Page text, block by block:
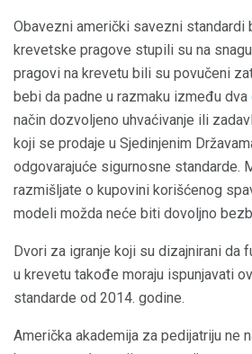
Obavezni američki savezni
krevetske pragove stupili su na
pragovi na krevetu bili su povučeni
bebi da padne u razmaku između dva
način dozvoljeno uhvaćivanje ili
koji se prodaje u Sjedinjenim
odgovarajuće sigurnosne standarde.
razmišljate o kupovini korišćenog
modeli možda neće biti dovoljno
Dvori za igranje koji su dizajnirani da
u krevetu takođe moraju ispunjavati
standarde od 2014. godine.
Američka akademija za pedijatriju ne